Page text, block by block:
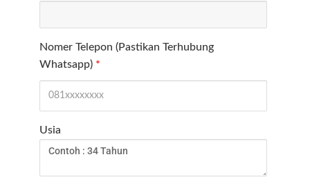
Nomer Telepon (Pastikan Terhubung
Whatsapp) *
Usia